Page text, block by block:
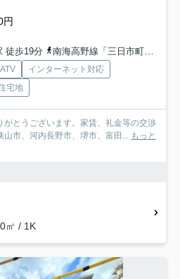
円
徒歩19分
南海高野線「三日市町」駅 徒歩35分
インターネット対応
宅地
がとうございます。家賃、礼金等の交渉
山市、河内長野市、堺市、富田... もっと
㎡ / 1K